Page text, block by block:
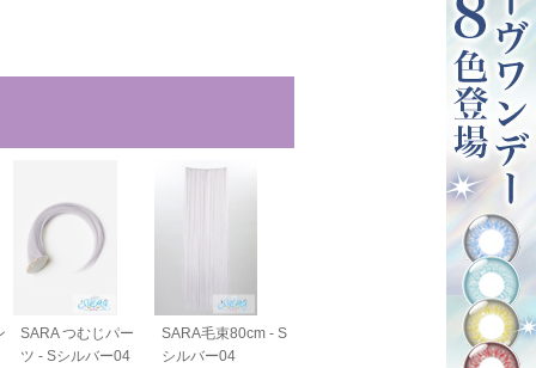
SARA つむじパー
ツ - Sシルバー04
SARA毛束80cm - S
シルバー04
SARAバンス
130cm - Sシ